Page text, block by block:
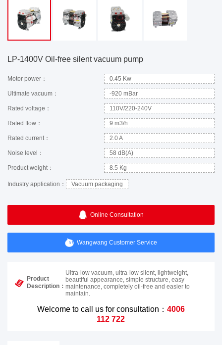
LP-1400V Oil-free silent vacuum pump
Motor power： 0.45 Kw
Ultimate vacuum： -920 mBar
Rated voltage： 110V/220-240V
Rated flow： 9 m3/h
Rated current： 2.0 A
Noise level： 58 dB(A)
Product weight： 8.5 Kg
Industry application： Vacuum packaging
Online Consultation
Wangwang Customer Service
Product
Description：
Ultra-low vacuum, ultra-low silent, lightweight,
beautiful appearance, simple structure, easy
maintenance, completely oil-free and easier to
maintain.
Welcome to call us for consultation： 4006
112 722